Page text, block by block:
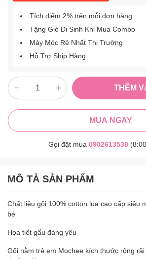
Tích điểm 2% trên mỗi đơn hàng
Tặng Giỏ Đi Sinh Khi Mua Combo
Máy Móc Rẻ Nhất Thị Trường
Hỗ Trợ Ship Hàng
THÊM
MUA NGAY
Gọi đặt mua 0902613538
MÔ TẢ SẢN PHẨM
Chất liệu gối 100% cotton lụa cao cấp siêu
bé
Họa tiết gấu đáng yêu
Gối nằm trẻ em Mochee kích thước rộng